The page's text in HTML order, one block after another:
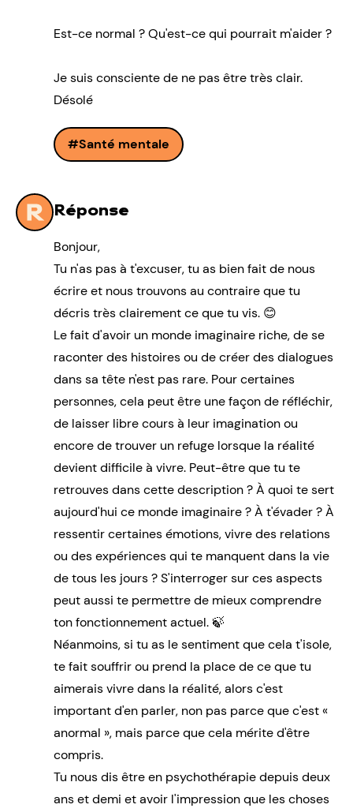
Est-ce normal ? Qu'est-ce qui pourrait m'aider ?
Je suis consciente de ne pas être très clair.
Désolé
Santé mentale
Réponse
Bonjour,
Tu n'as pas à t'excuser, tu as bien fait de nous
écrire et nous trouvons au contraire que tu
décris très clairement ce que tu vis. 😊
Le fait d'avoir un monde imaginaire riche, de se
raconter des histoires ou de créer des dialogues
dans sa tête n'est pas rare. Pour certaines
personnes, cela peut être une façon de réfléchir,
de laisser libre cours à leur imagination ou
encore de trouver un refuge lorsque la réalité
devient difficile à vivre. Peut-être que tu te
retrouves dans cette description ? À quoi te sert
aujourd'hui ce monde imaginaire ? À t'évader ? À
ressentir certaines émotions, vivre des relations
ou des expériences qui te manquent dans la vie
de tous les jours ? S'interroger sur ces aspects
peut aussi te permettre de mieux comprendre
ton fonctionnement actuel. 🍃
Néanmoins, si tu as le sentiment que cela t'isole,
te fait souffrir ou prend la place de ce que tu
aimerais vivre dans la réalité, alors c'est
important d'en parler, non pas parce que c'est «
anormal », mais parce que cela mérite d'être
compris.
Tu nous dis être en psychothérapie depuis deux
ans et demi et avoir l'impression que les choses